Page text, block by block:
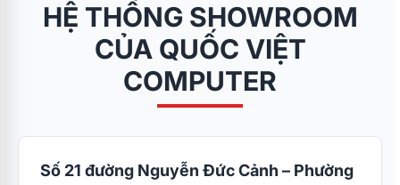
HỆ THỐNG SHOWROOM
CỦA QUỐC VIỆT
COMPUTER
Số 21 đường Nguyễn Đức Cảnh – Phường